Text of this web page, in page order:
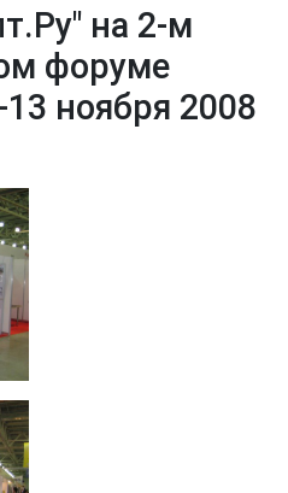
на 2-м
форуме
13 ноября 2008